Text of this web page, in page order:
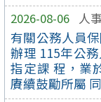
2026-08-06 人
有關公務人員
辦理 115年公
指定課 程，業
賡續鼓勵所屬